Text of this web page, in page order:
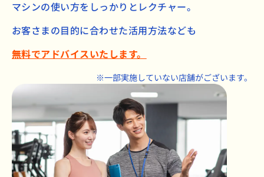
マシンの使い方をしっかりとレクチャー。
お客さまの目的に合わせた活用方法なども
無料でアドバイスいたします。
※一部実施していない店舗がございます。